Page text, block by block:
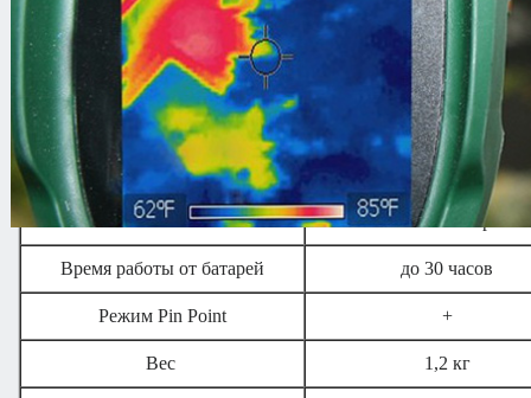
Длина (min/max) 1050 мм/1310 мм
Количество частот 1
Рабочая частота 5,9 кГц
Глубина обнаружения объектов до 95 см
Питание 2 х 9v типа «Крона»
Время работы от батарей до 30 часов
Режим Pin Point +
Вес 1,2 кг